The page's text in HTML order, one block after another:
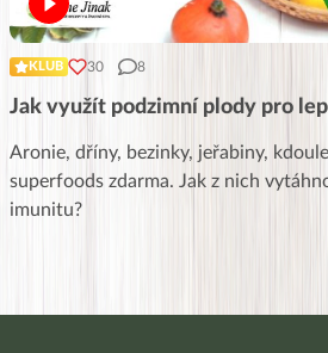
KLUB 30 8
Jak využít podzimní plody pro
Aronie, dříny, bezinky, jeřabiny,
superfoods zdarma. Jak z nich
imunitu?